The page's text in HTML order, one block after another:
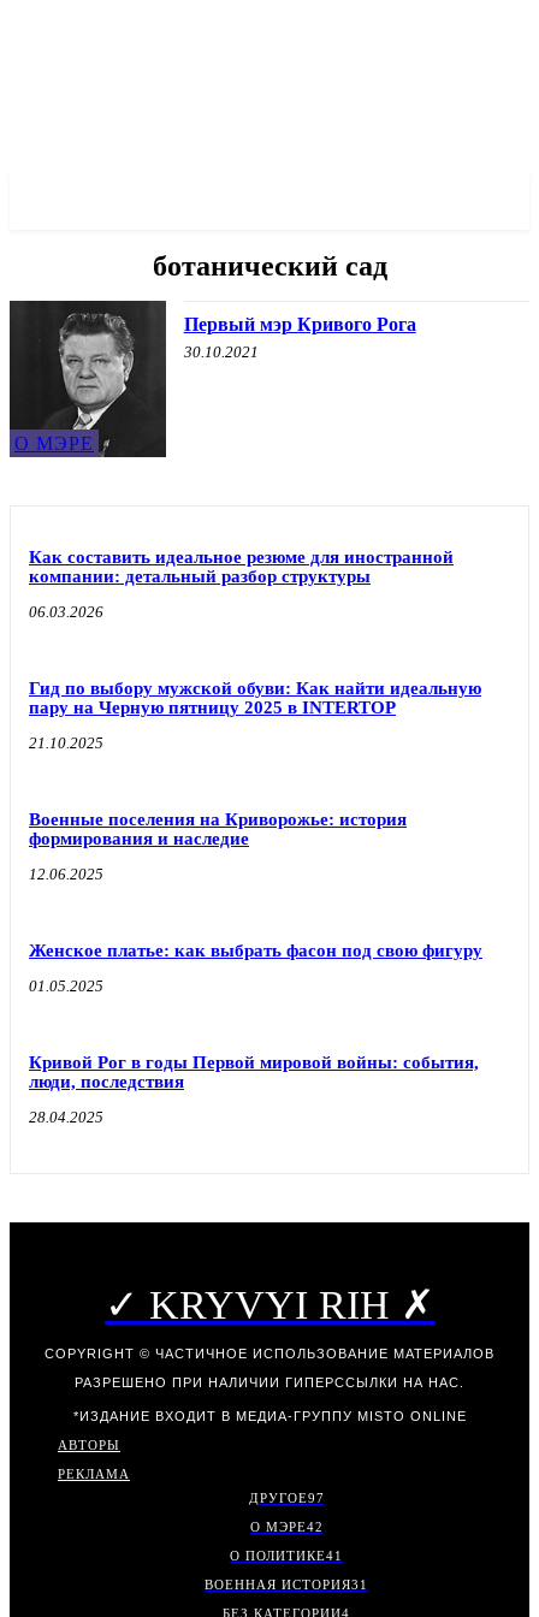
ботанический сад
О МЭРЕ
Первый мэр Кривого Рога
30.10.2021
Как составить идеальное резюме для иностранной
компании: детальный разбор структуры
06.03.2026
Гид по выбору мужской обуви: Как найти идеальную
пару на Черную пятницу 2025 в INTERTOP
21.10.2025
Военные поселения на Криворожье: история
формирования и наследие
12.06.2025
Женское платье: как выбрать фасон под свою фигуру
01.05.2025
Кривой Рог в годы Первой мировой войны: события,
люди, последствия
28.04.2025
✓ KRYVYI RIH ✗
COPYRIGHT © ЧАСТИЧНОЕ ИСПОЛЬЗОВАНИЕ МАТЕРИАЛОВ
РАЗРЕШЕНО ПРИ НАЛИЧИИ ГИПЕРССЫЛКИ НА НАС.
*ИЗДАНИЕ ВХОДИТ В МЕДИА-ГРУППУ MISTO ONLINE
АВТОРЫ
РЕКЛАМА
ДРУГОЕ97
О МЭРЕ42
О ПОЛИТИКЕ41
ВОЕННАЯ ИСТОРИЯ31
БЕЗ КАТЕГОРИИ4